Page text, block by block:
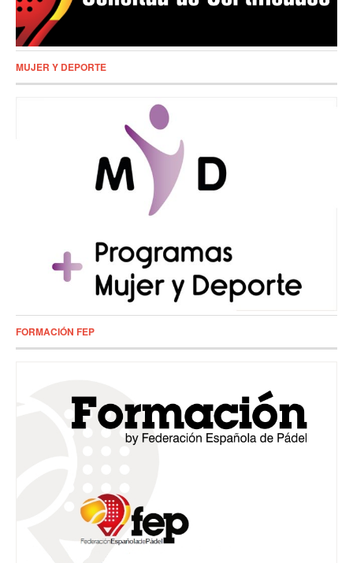
MUJER Y DEPORTE
FORMACIÓN FEP